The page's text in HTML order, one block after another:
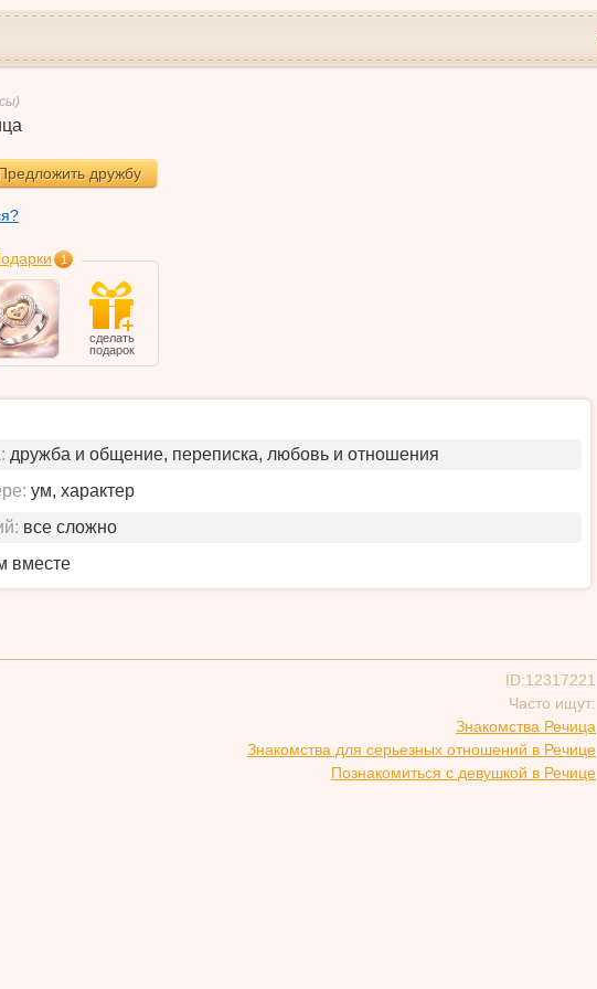
дружбу
1
сделать
подарок
дружба и общение, переписка, любовь и отношения
ум, характер
все сложно
вместе
ID:12317221
Часто ищут:
Знакомства Речица
Знакомства для серьезных отношений в Речице
Познакомиться с девушкой в Речице